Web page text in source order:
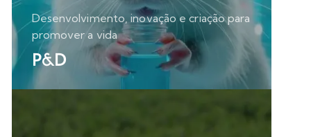
Desenvolvimento, inovação e criação para
promover a vida
P&D